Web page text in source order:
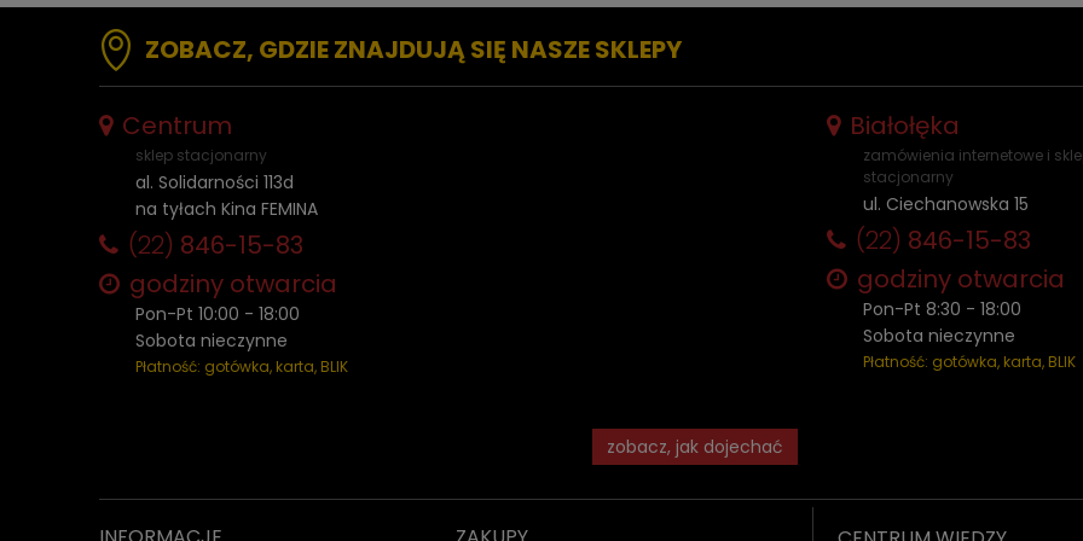
ZOBACZ, GDZIE ZNAJDUJĄ SIĘ NASZE SKLEPY
Centrum
sklep stacjonarny
al. Solidarności 113d
na tyłach Kina FEMINA
(22) 846-15-83
godziny otwarcia
Pon-Pt 10:00 - 18:00
Sobota nieczynne
Płatność: gotówka, karta, BLIK
zobacz, jak dojechać
Białołęka
zamówienia internetowe i
stacjonarny
ul. Ciechanowska 15
(22) 846-15-83
godziny otwarcia
Pon-Pt 8:30 - 18:00
Sobota nieczynne
Płatność: gotówka, karta, BLIK